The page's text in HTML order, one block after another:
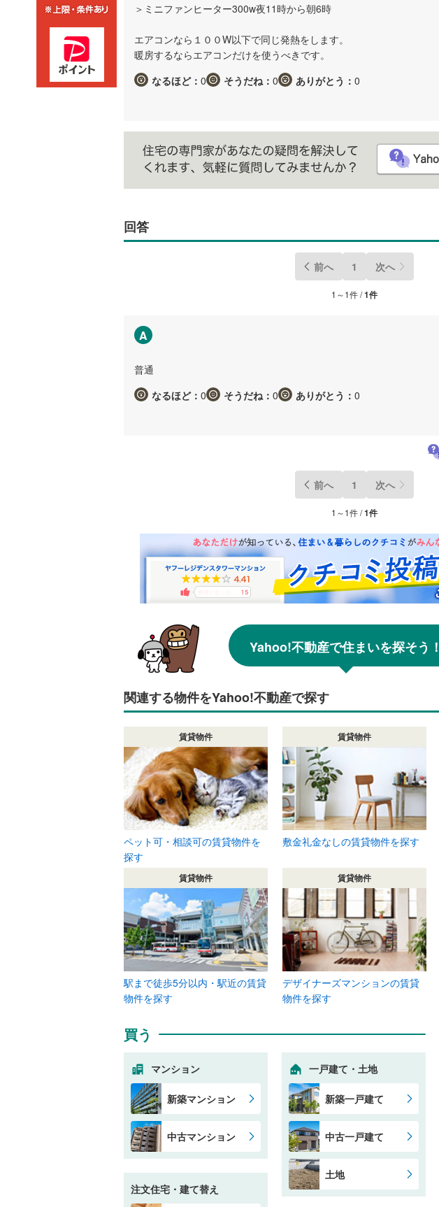
＞ミニファンヒーター300w夜11時から朝6時
エアコンなら１００W以下で同じ発熱をします。
暖房するならエアコンだけを使うべきです。
なるほど： 0 そうだね： 0 ありがとう： 0
回答
前へ 1 次へ
1～1件 /1件
A
普通
なるほど： 0 そうだね： 0 ありがとう： 0
前へ 1 次へ
1～1件 /1件
Yahoo!不動産で住まいを探そう！
関連する物件をYahoo!不動産で探す
賃貸物件
ペット可・相談可の賃貸物件を
探す
賃貸物件
敷金礼金なしの賃貸物件を探す
賃貸物件
駅まで徒歩5分以内・駅近の賃貸
物件を探す
賃貸物件
デザイナーズマンションの賃貸
物件を探す
買う
マンション
新築マンション
中古マンション
注文住宅・建て替え
一戸建て・土地
新築一戸建て
中古一戸建て
土地